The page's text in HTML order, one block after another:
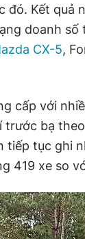
Kết quả
doanh số
CX-5,
cấp với
trước bạ
tiếp tục ghi
419 xe so